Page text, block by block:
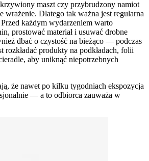
maszt czy przybrudzony namiot
wrażenie. Dlatego tak ważna jest regularna
każdym wydarzeniem warto
prostować materiał i usuwać drobne
dbać o czystość na bieżąco — podczas
rozkładać produkty na podkładach, folii
aby uniknąć niepotrzebnych
że nawet po kilku tygodniach ekspozycja
— a to odbiorca zauważa w